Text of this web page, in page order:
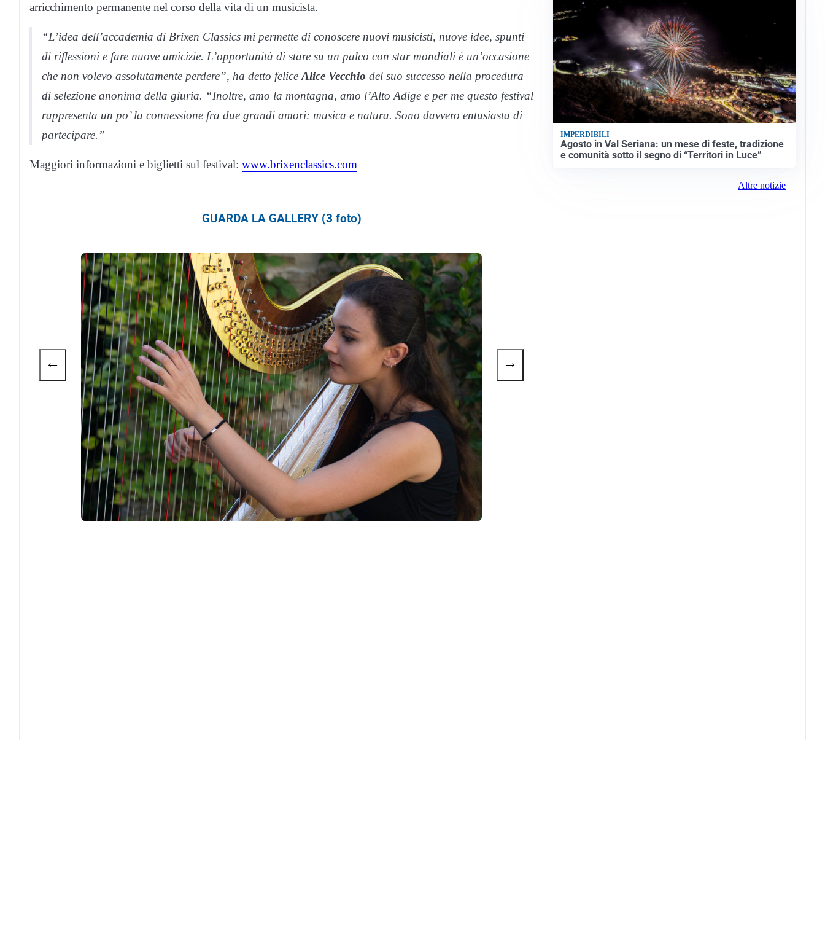
arricchimento permanente nel corso della vita di un musicista.
“L’idea dell’accademia di Brixen Classics mi permette di conoscere nuovi musicisti, nuove idee, spunti
di riflessioni e fare nuove amicizie. L’opportunità di stare su un palco con star mondiali è un’occasione
che non volevo assolutamente perdere”, ha detto feliceAlice Vecchio del suo successo nella procedura
di selezione anonima della giuria. “Inoltre, amo la montagna, amo l’Alto Adige e per me questo festival
rappresenta un po’ la connessione fra due grandi amori: musica e natura. Sono davvero entusiasta di
partecipare.”
Maggiori informazioni e biglietti sul festival: www.brixenclassics.com
GUARDA LA GALLERY (3 foto)
← →
IMPERDIBILI
Agosto in Val Seriana: un mese di feste, tradizione
e comunità sotto il segno di “Territori in Luce”
Altre notizie